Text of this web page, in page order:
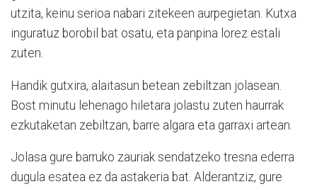
utzita, keinu serioa nabari zitekeen aurpegietan. Kutxa
inguratuz borobil bat osatu, eta panpina lorez estali
zuten.
Handik gutxira, alaitasun betean zebiltzan jolasean.
Bost minutu lehenago hiletara jolastu zuten haurrak
ezkutaketan zebiltzan, barre algara eta garraxi artean.
Jolasa gure barruko zauriak sendatzeko tresna ederra
dugula esatea ez da astakeria bat. Alderantziz, gure